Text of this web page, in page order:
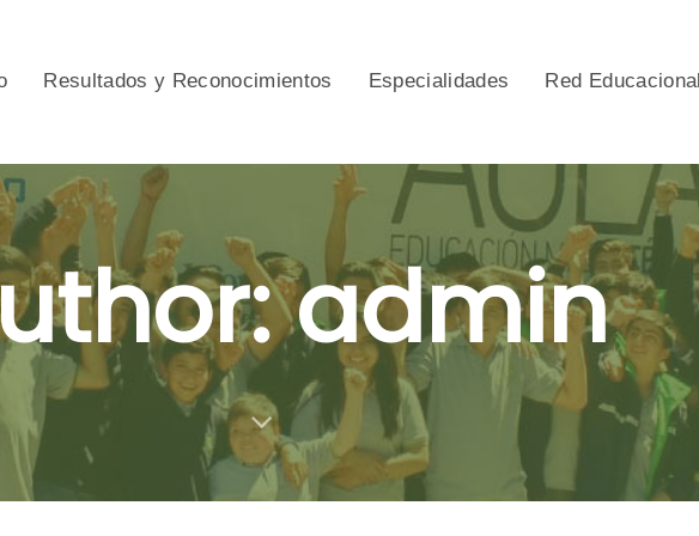
Resultados y Reconocimientos Especialidades Red Educacional
admin